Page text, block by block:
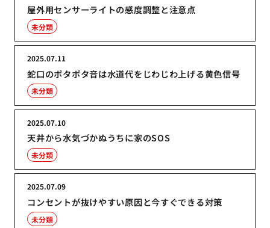
屋外用センサーライトの感度調整と注意点
未分類
蛇口のポタポタ音は水道代をじわじわ上げる黄色信号
2025.07.11
未分類
天井から水気づかぬうちに家のSOS
2025.07.10
未分類
コンセントが抜けやすい原因と今すぐできる対策
2025.07.09
未分類